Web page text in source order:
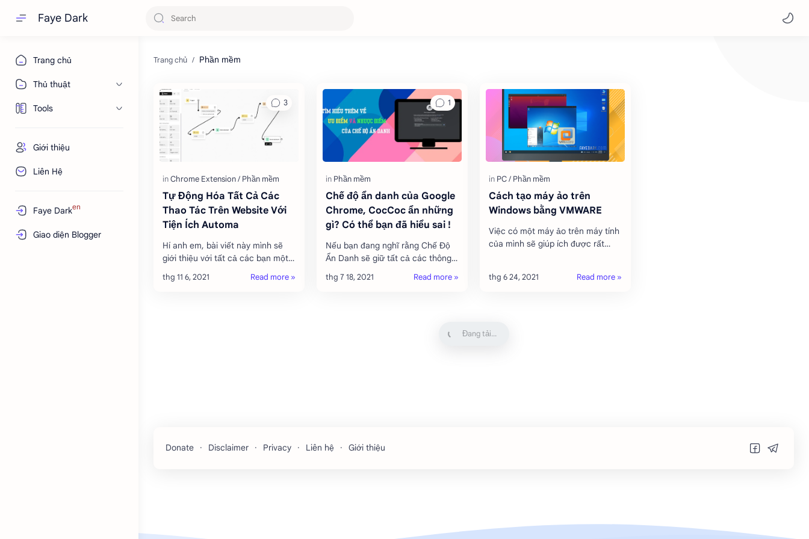
Faye Dark
Trang chủ
Thủ thuật
Tools
Giới thiệu
Liên Hệ
Faye Darken
Giao diện Blogger
Phần mềm
Tự Động Hóa Tất Cả Các
Thao Tác Trên Website Với
Tiện Ích Automa
Hí anh em, bài viết này mình sẽ
giới thiệu với tất cả các bạn một
tiện ích giúp bạn tự động hóa tất
Chế độ ẩn danh của Google
Chrome, CocCoc ẩn những
gì? Có thể bạn đã hiểu sai !
Nếu bạn đang nghĩ rằng Chế Độ
Ẩn Danh sẽ giữ tất cả các thông
thì bạn đã sai! Tôi nghĩ bạn nên
Cách tạo máy ảo trên
Windows bằng VMWARE
Việc có một máy ảo trên máy tính
của mình sẽ giúp ích được rất
môi trường sandbox tách bi…
Donate Disclaimer Privacy Liên hệ Giới thiệu